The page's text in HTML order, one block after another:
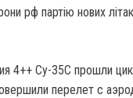
рф партію нових
4++ Су-35С прошли
перелет с